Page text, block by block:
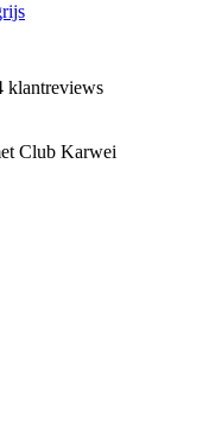
klantreviews
Club Karwei